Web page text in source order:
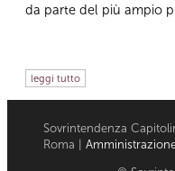
da parte del più ampio
leggi tutto
Sovrintendenza
Roma |